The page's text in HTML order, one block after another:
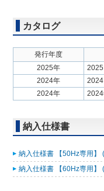
カタログ
発行年度
2025年
2024年
2024年
納入仕様書
納入仕様書 【50Hz専用】
納入仕様書 【60Hz専用】